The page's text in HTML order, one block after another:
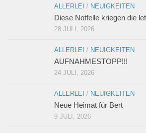
ALLERLEI / NEUIGKEITEN
Diese Notfelle kriegen die
28 JULI, 2026
ALLERLEI / NEUIGKEITEN
AUFNAHMESTOPP!!!
24 JULI, 2026
ALLERLEI / NEUIGKEITEN
Neue Heimat für Bert
9 JULI, 2026